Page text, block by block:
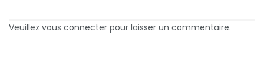
Veuillez vous connecter pour laisser un commentaire.